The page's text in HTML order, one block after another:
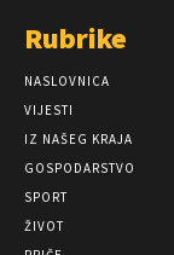
Rubrike
NASLOVNICA
VIJESTI
IZ NAŠEG KRAJA
GOSPODARSTVO
SPORT
ŽIVOT